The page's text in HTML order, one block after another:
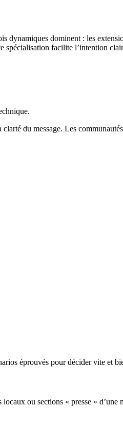
dominent : les
facilite l’intention
du message. Les
éprouvés pour décider vite et
ou sections « presse » d’une